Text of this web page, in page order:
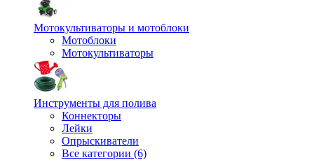
Мотокультиваторы и мотоблоки
Мотоблоки
Мотокультиваторы
Инструменты для полива
Коннекторы
Лейки
Опрыскиватели
Все категории (6)